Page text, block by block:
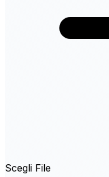
Scegli File